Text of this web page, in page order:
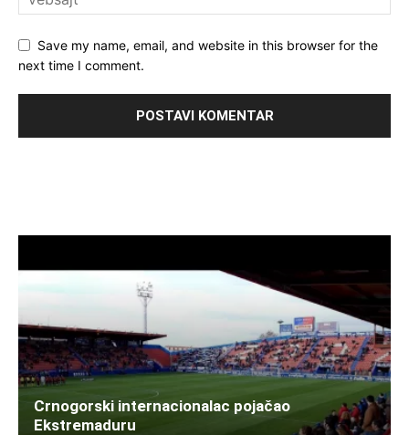
Save my name, email, and website in this browser for the
next time I comment.
Crnogorski internacionalac pojačao
Ekstremaduru